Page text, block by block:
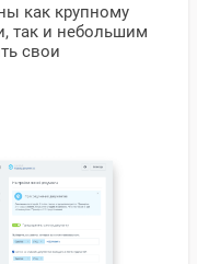
как крупному
так и небольшим
свои